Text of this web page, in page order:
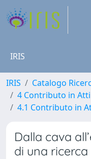
IRIS
IRIS
Catalogo
4 Contributo in
4.1 Contributo in
Dalla cava
di una